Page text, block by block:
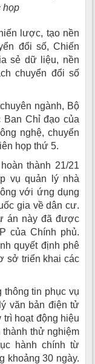
họp
lược, tạo nền
đổi số, Chiến
sẻ dữ liệu, nền
chuyển đổi số
ngành, Bộ
Chỉ đạo của
nghệ, chuyển
họp thứ 5.
thành 21/21
vụ quản lý nhà
với ứng dụng
gia về dân cư.
án này đã được
của Chính phủ.
quyết định phê
sở triển khai các
thông tin phục vụ
văn bản điện tử
hoạt động hiệu
thành thử nghiệm
hành chính từ
khoảng 30 ngày.